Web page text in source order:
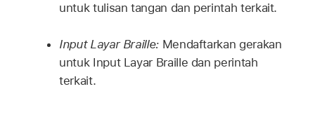
untuk tulisan tangan dan perintah terkait.
Input Layar Braille:Mendaftarkan gerakan
untuk Input Layar Braille dan perintah
terkait.